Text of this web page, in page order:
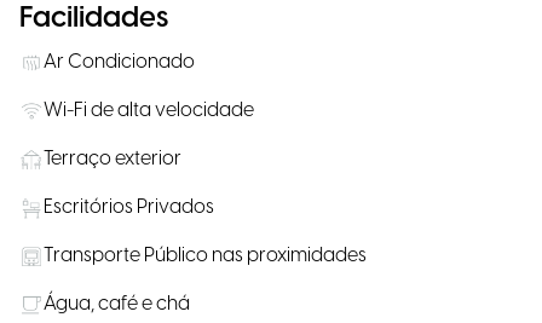
Facilidades
Ar Condicionado
Wi-Fi de alta velocidade
Terraço exterior
Escritórios Privados
Transporte Público nas proximidades
Água, café e chá